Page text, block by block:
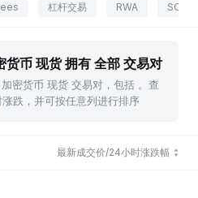
杠杆交易 RWA SOL
币 现货 拥有 全部 交易对
密货币 现货 交易对，包括 。查
跌，并可按任意列进行排序
最新成交价/24小时涨跌幅